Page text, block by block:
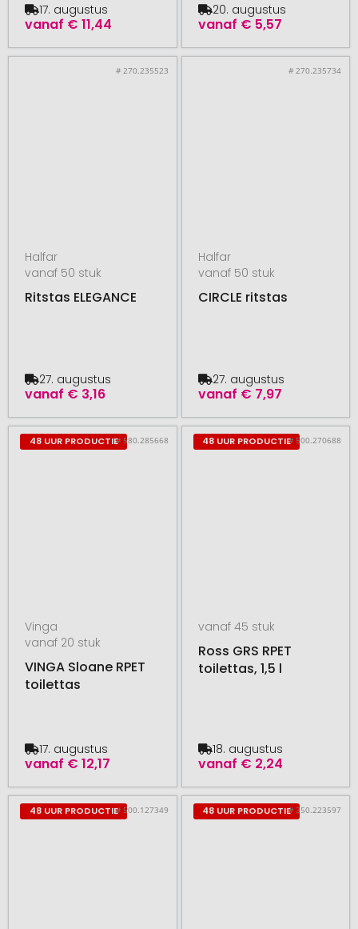
vanaf € 11,44
17. augustus
vanaf € 5,57
20. augustus
# 270.235523
Halfar
vanaf 50 stuk
Ritstas ELEGANCE
vanaf € 3,16
27. augustus
# 270.235734
Halfar
vanaf 50 stuk
CIRCLE ritstas
vanaf € 7,97
27. augustus
48 UUR PRODUCTIE# 580.285668
Vinga
vanaf 20 stuk
VINGA Sloane RPET
toilettas
vanaf € 12,17
17. augustus
48 UUR PRODUCTIE# 500.270688
vanaf 45 stuk
Ross GRS RPET
toilettas, 1,5 l
vanaf € 2,24
18. augustus
48 UUR PRODUCTIE# 500.127349 48 UUR PRODUCTIE# 350.223597